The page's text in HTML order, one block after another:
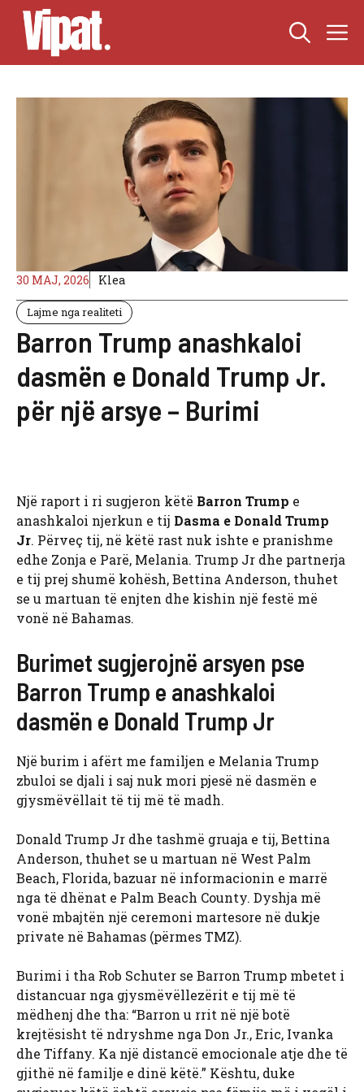
Skip
content
30 MAJ, 2026 Klea
Lajme nga realiteti
Barron Trump anashkaloi
dasmën e Donald Trump Jr.
për një arsye – Burimi
Një raport i ri sugjeron këtë Barron Trump e
anashkaloi njerkun e tij Dasma e Donald Trump
Jr. Përveç tij, në këtë rast nuk ishte e pranishme
edhe Zonja e Parë, Melania. Trump Jr dhe partnerja
e tij prej shumë kohësh, Bettina Anderson, thuhet
se u martuan të enjten dhe kishin një festë më
vonë në Bahamas.
Burimet sugjerojnë arsyen pse
Barron Trump e anashkaloi
dasmën e Donald Trump Jr
Një burim i afërt me familjen e Melania Trump
zbuloi se djali i saj nuk mori pjesë në dasmën e
gjysmëvëllait të tij më të madh.
Donald Trump Jr dhe tashmë gruaja e tij, Bettina
Anderson, thuhet se u martuan në West Palm
Beach, Florida, bazuar në informacionin e marrë
nga të dhënat e Palm Beach County. Dyshja më
vonë mbajtën një ceremoni martesore në dukje
private në Bahamas (përmes TMZ).
Burimi i tha Rob Schuter se Barron Trump mbetet i
distancuar nga gjysmëvëllezërit e tij më të
mëdhenj dhe tha: “Barron u rrit në një botë
krejtësisht të ndryshme nga Don Jr., Eric, Ivanka
dhe Tiffany. Ka një distancë emocionale atje dhe të
gjithë në familje e dinë këtë.” Kështu, duke